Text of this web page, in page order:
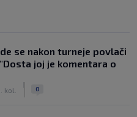
se nakon turneje povlači
joj je komentara o
kol. 0